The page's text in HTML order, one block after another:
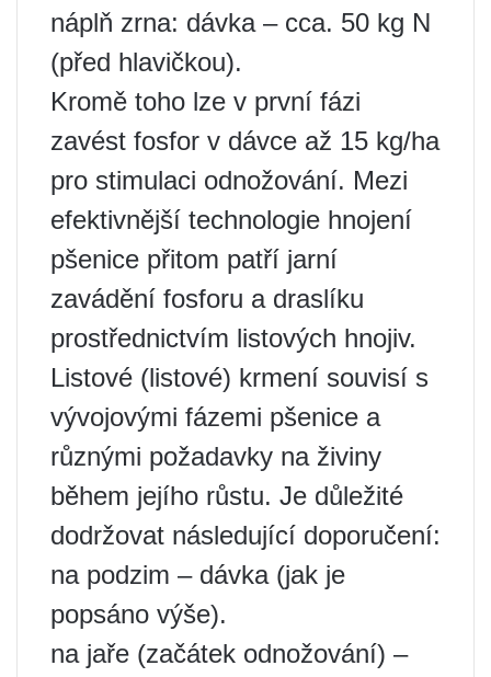
náplň zrna: dávka – cca. 50 kg N
(před hlavičkou).
Kromě toho lze v první fázi
zavést fosfor v dávce až 15 kg/ha
pro stimulaci odnožování. Mezi
efektivnější technologie hnojení
pšenice přitom patří jarní
zavádění fosforu a draslíku
prostřednictvím listových hnojiv.
Listové (listové) krmení souvisí s
vývojovými fázemi pšenice a
různými požadavky na živiny
během jejího růstu. Je důležité
dodržovat následující doporučení:
na podzim – dávka (jak je
popsáno výše).
na jaře (začátek odnožování) –